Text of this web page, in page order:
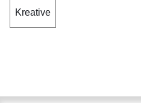
Kreative